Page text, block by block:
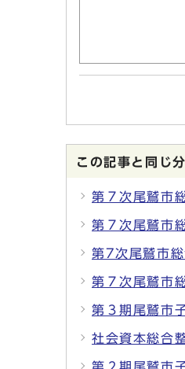
この記事と同じ
第７次尾鷲市
第７次尾鷲市
第7次尾鷲市
第７次尾鷲市
第３期尾鷲市
社会資本総合